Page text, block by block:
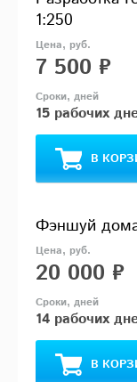
1:250
7 500 ₽
15 рабочих
В
Фэншуй
20 000 ₽
14 рабочих
В